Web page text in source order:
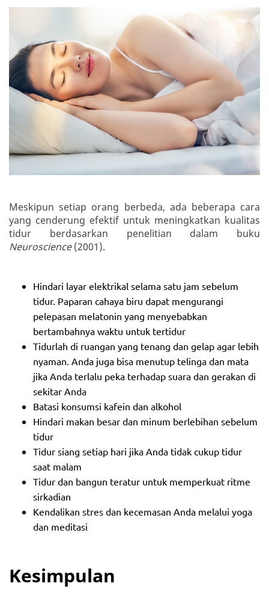
Meskipun setiap orang berbeda, ada beberapa cara
yang cenderung efektif untuk meningkatkan kualitas
tidur berdasarkan penelitian dalam buku
Neuroscience(2001).
Hindari layar elektrikal selama satu jam sebelum
tidur. Paparan cahaya biru dapat mengurangi
pelepasan melatonin yang menyebabkan
bertambahnya waktu untuk tertidur
Tidurlah di ruangan yang tenang dan gelap agar lebih
nyaman. Anda juga bisa menutup telinga dan mata
jika Anda terlalu peka terhadap suara dan gerakan di
sekitar Anda
Batasi konsumsi kafein dan alkohol
Hindari makan besar dan minum berlebihan sebelum
tidur
Tidur siang setiap hari jika Anda tidak cukup tidur
saat malam
Tidur dan bangun teratur untuk memperkuat ritme
sirkadian
Kendalikan stres dan kecemasan Anda melalui yoga
dan meditasi
Kesimpulan